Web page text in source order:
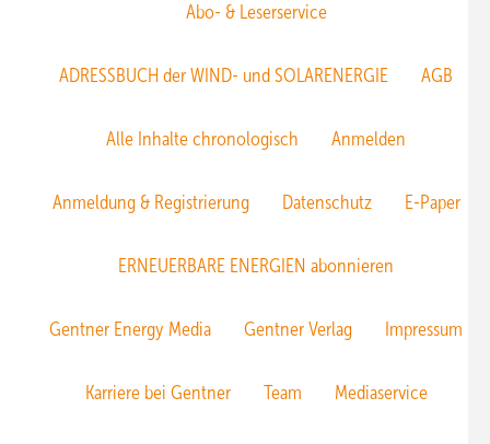
Abo- & Leserservice
ADRESSBUCH der WIND- und SOLARENERGIE AGB
Alle Inhalte chronologisch Anmelden
Anmeldung & Registrierung Datenschutz E-Paper
ERNEUERBARE ENERGIEN abonnieren
Gentner Energy Media Gentner Verlag Impressum
Karriere bei Gentner Team Mediaservice